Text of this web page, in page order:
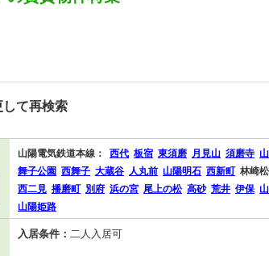
て再検索
山陽電気鉄道本線： 西代 板宿 東須磨 月見山 須磨寺
舞子公園 西舞子 大蔵谷 人丸前 山陽明石 西新町 林崎
西二見 播磨町 別府 浜の宮 尾上の松 高砂 荒井 伊保
山陽姫路
入居条件： 二人入居可